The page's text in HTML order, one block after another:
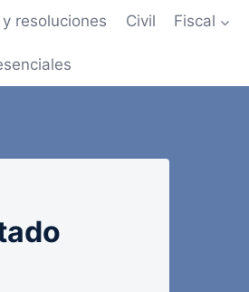
resoluciones Civil Fiscal